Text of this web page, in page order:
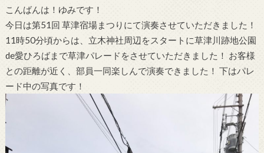
こんばんは！ゆみです！
今日は第51回 草津宿場まつりにて演奏させていただきました！
11時50分頃からは、立木神社周辺をスタートに草津川跡地公園
de愛ひろばまで草津パレードをさせていただきました！ お客様
との距離が近く、部員一同楽しんで演奏できました！ 下はパレ
ード中の写真です！